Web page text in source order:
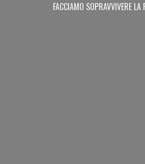
FACCIAMO SOPRAVVIVERE LA